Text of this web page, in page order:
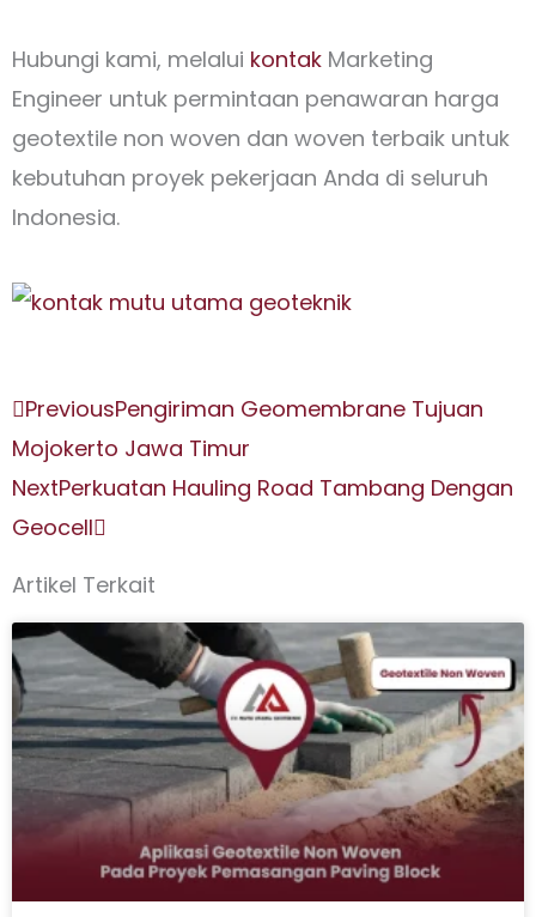
Hubungi kami, melalui kontak Marketing
Engineer untuk permintaan penawaran harga
geotextile non woven dan woven terbaik untuk
kebutuhan proyek pekerjaan Anda di seluruh
Indonesia.
Prev
PreviousPengiriman Geomembrane Tujuan
Mojokerto Jawa Timur
NextPerkuatan Hauling Road Tambang Dengan
Geocell
Next
Artikel Terkait